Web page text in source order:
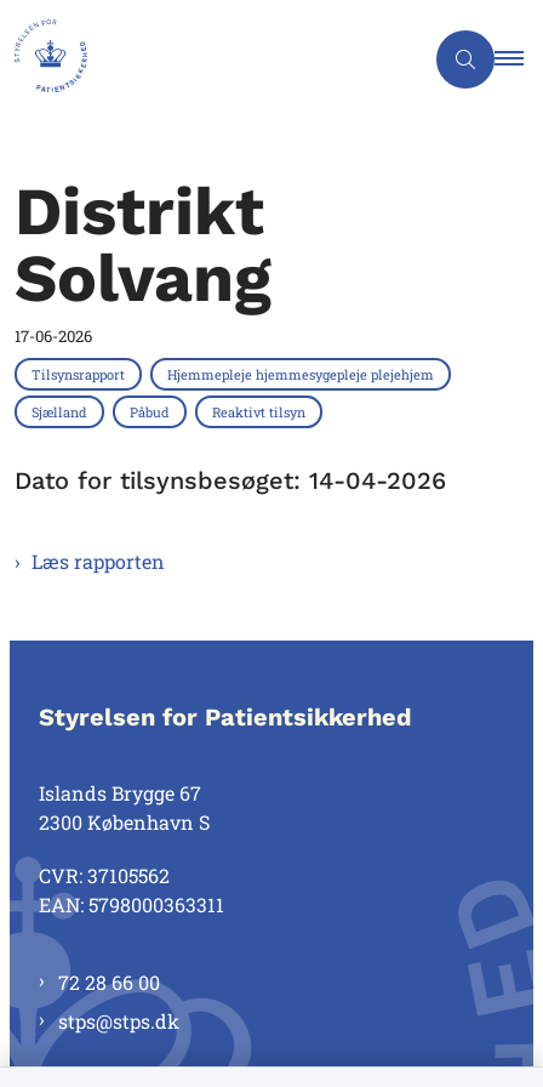
Distrikt
Solvang
17-06-2026
Tilsynsrapport Hjemmepleje hjemmesygepleje plejehjem
Sjælland Påbud Reaktivt tilsyn
Dato for tilsynsbesøget: 14-04-2026
Læs rapporten
Styrelsen for Patientsikkerhed
Islands Brygge 67
2300 København S
CVR: 37105562
EAN: 5798000363311
72 28 66 00
stps@stps.dk